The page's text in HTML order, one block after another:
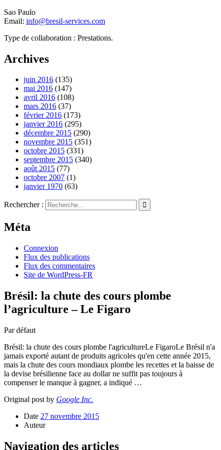
Sao Paulo
Email: info@bresil-services.com
Type de collaboration : Prestations.
Archives
juin 2016 (135)
mai 2016 (147)
avril 2016 (108)
mars 2016 (37)
février 2016 (173)
janvier 2016 (295)
décembre 2015 (290)
novembre 2015 (351)
octobre 2015 (331)
septembre 2015 (340)
août 2015 (77)
octobre 2007 (1)
janvier 1970 (63)
Rechercher :
Méta
Connexion
Flux des publications
Flux des commentaires
Site de WordPress-FR
Brésil: la chute des cours plombe
l’agriculture – Le Figaro
Par défaut
Brésil: la chute des cours plombe l'agricultureLe FigaroLe Brésil n'a
jamais exporté autant de produits agricoles qu'en cette année 2015,
mais la chute des cours mondiaux plombe les recettes et la baisse de
la devise brésilienne face au dollar ne suffit pas toujours à
compenser le manque à gagner, a indiqué …
Original post by Google Inc.
Date 27 novembre 2015
Auteur
Navigation des articles